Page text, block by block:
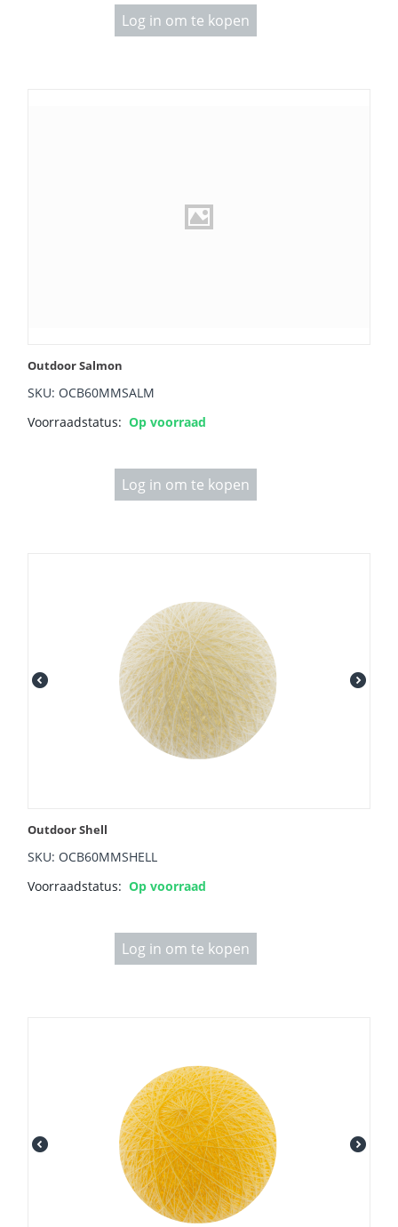
Log in om te kopen
Outdoor Salmon
SKU: OCB60MMSALM
Voorraadstatus: Op voorraad
Log in om te kopen
Outdoor Shell
SKU: OCB60MMSHELL
Voorraadstatus: Op voorraad
Log in om te kopen